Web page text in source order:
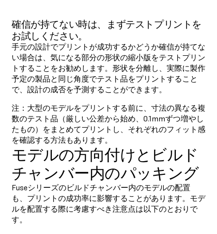
確信が持てない時は、まずテストプリントを
お試しください。
手元の設計でプリントが成功するかどうか確信が持てな
い場合は、気になる部分の形状の縮小版をテストプリン
トすることをお勧めします。形状を分離し、実際に製作
予定の製品と同じ角度でテスト品をプリントすること
で、設計の成否を予測することができます。
注：大型のモデルをプリントする前に、寸法の異なる複
数のテスト品（厳しい公差から始め、0.1mmずつ増やし
たもの）をまとめてプリントし、それぞれのフィット感
を確認する方法もあります。
モデルの方向付けとビルド
チャンバー内のパッキング
Fuseシリーズのビルドチャンバー内のモデルの配置
も、プリントの成功率に影響することがあります。モデ
ルを配置する際に考慮すべき注意点は以下のとおりで
す。